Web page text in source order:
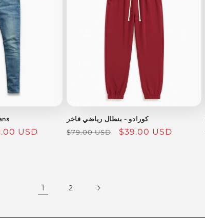
USD
كورادو - بنطال رياضي فاخر
السعر
$79.00 USD
سعر
$39.00 USD
1 2